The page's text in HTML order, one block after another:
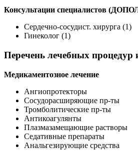
Консультации специалистов
Сердечно-сосудист. хирурга (1)
Гинеколог (1)
Перечень лечебных процедур
Медикаментозное лечение
Ангиопротекторы
Сосудорасширяющие пр-ты
Тромболитические пр-ты
Антикоагулянты
Плазмазамещающие растворы
Седативные препараты
Анальгезирующие средства